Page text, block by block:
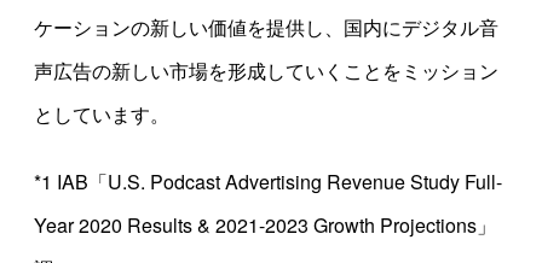
ケーションの新しい価値を提供し、国内にデジタル音
声広告の新しい市場を形成していくことをミッション
としています。
*1 IAB「U.S. Podcast Advertising Revenue Study Full-
Year 2020 Results & 2021-2023 Growth Projections」